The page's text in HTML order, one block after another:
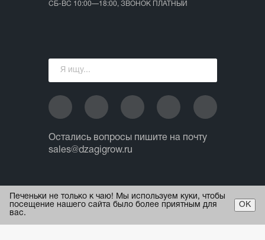
СБ-ВС 10:00—18:00, ЗВОНОК ПЛАТНЫЙ
Остались вопросы пишите на почту
sales@dzagigrow.ru
© 2013 - 2026 ИП Ежов А.А.
Все права защищены.
Печеньки не только к чаю! Мы используем куки, чтобы
посещение нашего сайта было более приятным для
вас.
ОК